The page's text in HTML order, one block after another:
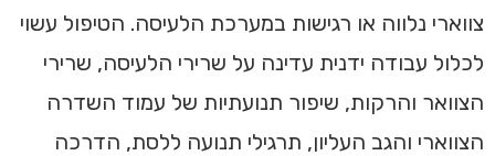
צווארי נלווה או רגישות במערכת הלעיסה. הטיפול עשוי
לכלול עבודה ידנית עדינה על שרירי הלעיסה, שרירי
הצוואר והרקות, שיפור תנועתיות של עמוד השדרה
הצווארי והגב העליון, תרגילי תנועה ללסת, הדרכה